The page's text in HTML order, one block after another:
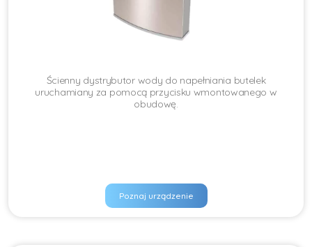
Ścienny dystrybutor wody do napełniania butelek
uruchamiany za pomocą przycisku wmontowanego w
obudowę.
Poznaj urządzenie